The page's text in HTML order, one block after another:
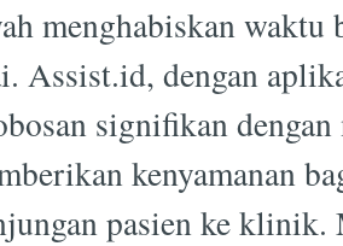
menghabiskan
Assist.id, dengan
signifikan
kenyamanan
pasien ke klinik.